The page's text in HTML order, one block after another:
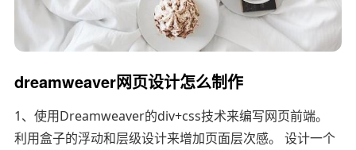
dreamweaver网页设计怎么制作
1、使用Dreamweaver的div+css技术来编写网页前端。
利用盒子的浮动和层级设计来增加页面层次感。 设计一个